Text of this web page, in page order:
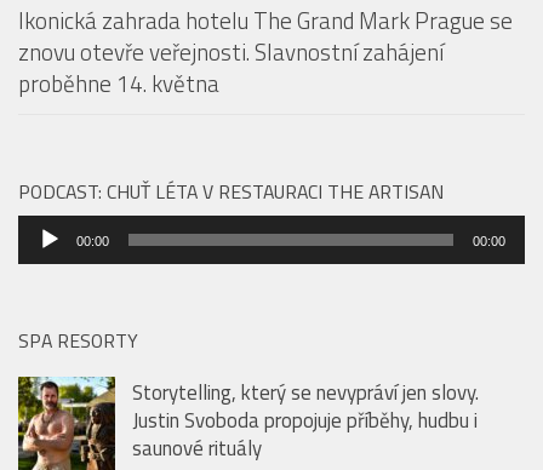
Ikonická zahrada hotelu The Grand Mark Prague se
znovu otevře veřejnosti. Slavnostní zahájení
proběhne 14. května
PODCAST: CHUŤ LÉTA V RESTAURACI THE ARTISAN
Audio
přehrávač
00:00 00:00
SPA RESORTY
Storytelling, který se nevypráví jen slovy.
Justin Svoboda propojuje příběhy, hudbu i
saunové rituály